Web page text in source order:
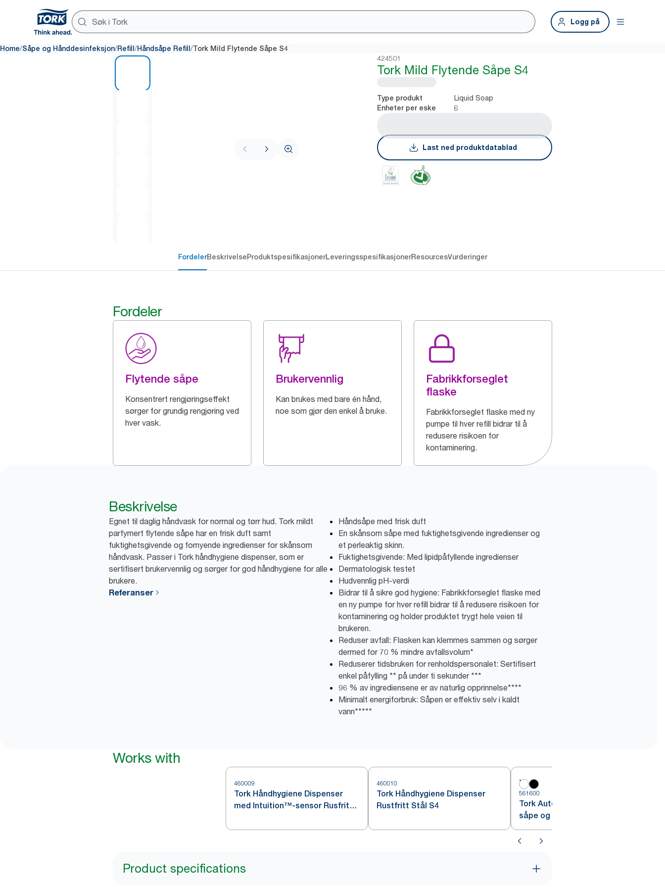
Logg på
Home/Såpe og Hånddesinfeksjon/Refill /Håndsåpe Refill /Tork Mild Flytende Såpe S4
424501
Tork Mild Flytende Såpe S4
Type produkt Liquid Soap
Enheter per eske 6
Last ned produktdatablad
FordelerBeskrivelseProduktspesifikasjonerLeveringsspesifikasjonerResourcesVurderinger
Fordeler
Flytende såpe
Konsentrert rengjøringseffekt
sørger for grundig rengjøring ved
hver vask.
Brukervennlig
Kan brukes med bare én hånd,
noe som gjør den enkel å bruke.
Fabrikkforseglet
flaske
Fabrikkforseglet flaske med ny
pumpe til hver refill bidrar til å
redusere risikoen for
kontaminering.
Beskrivelse
Egnet til daglig håndvask for normal og tørr hud. Tork mildt
parfymert flytende såpe har en frisk duft samt
fuktighetsgivende og fornyende ingredienser for skånsom
håndvask. Passer i Tork håndhygiene dispenser, som er
sertifisert brukervennlig og sørger for god håndhygiene for alle
brukere.
Referanser
Håndsåpe med frisk duft
En skånsom såpe med fuktighetsgivende ingredienser og
et perleaktig skinn.
Fuktighetsgivende: Med lipidpåfyllende ingredienser
Dermatologisk testet
Hudvennlig pH-verdi
Bidrar til å sikre god hygiene: Fabrikkforseglet flaske med
en ny pumpe for hver refill bidrar til å redusere risikoen for
kontaminering og holder produktet trygt hele veien til
brukeren.
Reduser avfall: Flasken kan klemmes sammen og sørger
dermed for 70 % mindre avfallsvolum*
Reduserer tidsbruken for renholdspersonalet: Sertifisert
enkel påfylling ** på under ti sekunder ***
96 % av ingrediensene er av naturlig opprinnelse****
Minimalt energiforbruk: Såpen er effektiv selv i kaldt
vann*****
Works with
460009
Tork Håndhygiene Dispenser
med Intuition™-sensor Rusfritt
460010
Tork Håndhygiene Dispenser
Rustfritt Stål S4
561600
Tork Automatisk Dispenser for
såpe og hånddesinfeksjon
Product specifications